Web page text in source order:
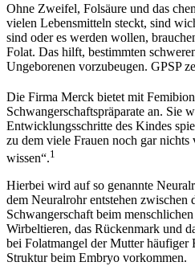
Ohne Zweifel, Folsäure und das
vielen Lebensmitteln steckt, sind
sind oder es werden wollen,
Folat. Das hilft, bestimmten
Ungeborenen vorzubeugen. GPSP
Die Firma Merck bietet mit Femibion
Schwangerschaftspräparate an. Sie
Entwicklungsschritte des Kindes
zu dem viele Frauen noch gar
wissen“.1
Hierbei wird auf so genannte
dem Neuralrohr entstehen zwischen
Schwangerschaft beim
Wirbeltieren, das Rückenmark und
bei Folatmangel der Mutter häufiger
Struktur beim Embryo vorkommen.